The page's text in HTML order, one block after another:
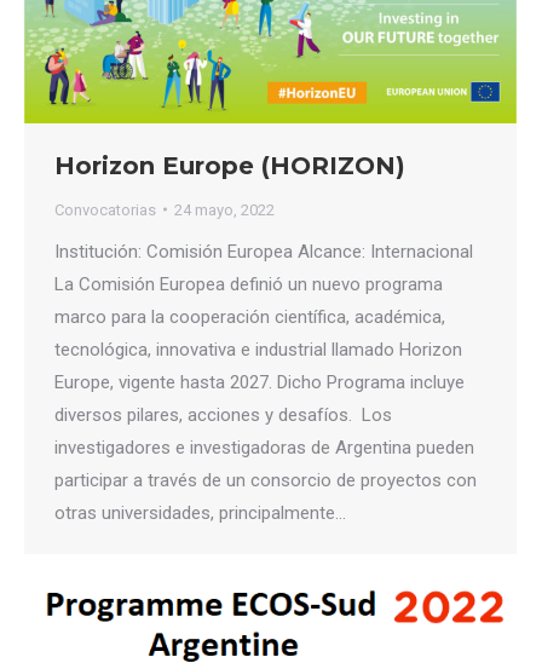
Horizon Europe (HORIZON)
Convocatorias 24 mayo, 2022
Institución: Comisión Europea Alcance: Internacional
La Comisión Europea definió un nuevo programa
marco para la cooperación científica, académica,
tecnológica, innovativa e industrial llamado Horizon
Europe, vigente hasta 2027. Dicho Programa incluye
diversos pilares, acciones y desafíos. Los
investigadores e investigadoras de Argentina pueden
participar a través de un consorcio de proyectos con
otras universidades, principalmente…